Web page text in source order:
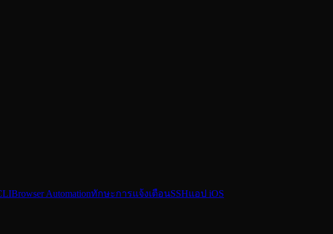
Browser Automationทักษะการแจ้งเตือนSSHแอป iOS